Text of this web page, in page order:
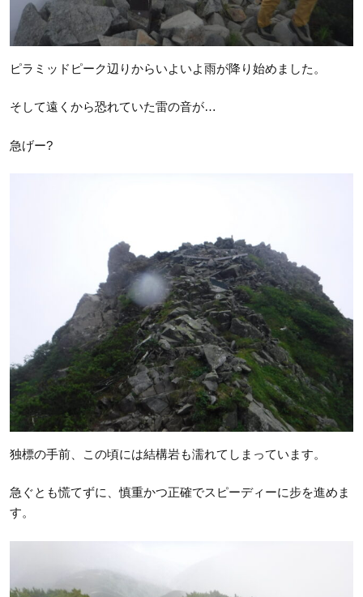
ピラミッドピーク辺りからいよいよ雨が降り始めました。
そして遠くから恐れていた雷の音が…
急げー?
独標の手前、この頃には結構岩も濡れてしまっています。
急ぐとも慌てずに、慎重かつ正確でスピーディーに步を進めま
す。